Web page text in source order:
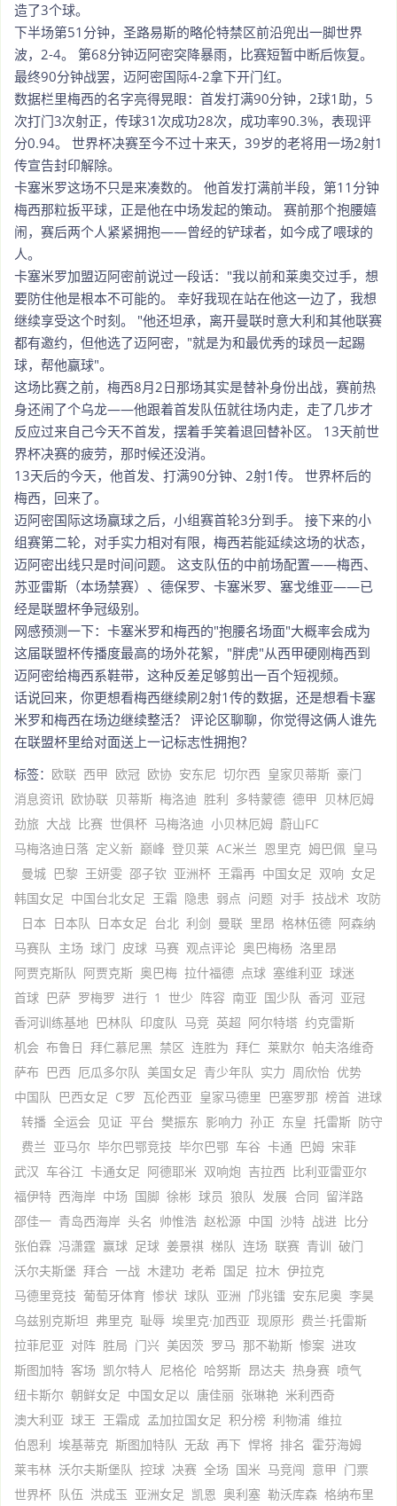
造了3个球。
下半场第51分钟，圣路易斯的略伦特禁区前沿兜出一脚世界
波，2-4。 第68分钟迈阿密突降暴雨，比赛短暂中断后恢复。
最终90分钟战罢，迈阿密国际4-2拿下开门红。
数据栏里梅西的名字亮得晃眼：首发打满90分钟，2球1助，5
次打门3次射正，传球31次成功28次，成功率90.3%，表现评
分0.94。 世界杯决赛至今不过十来天，39岁的老将用一场2射1
传宣告封印解除。
卡塞米罗这场不只是来凑数的。 他首发打满前半段，第11分钟
梅西那粒扳平球，正是他在中场发起的策动。 赛前那个抱腰嬉
闹，赛后两个人紧紧拥抱——曾经的铲球者，如今成了喂球的
人。
卡塞米罗加盟迈阿密前说过一段话："我以前和莱奥交过手，想
要防住他是根本不可能的。 幸好我现在站在他这一边了，我想
继续享受这个时刻。 "他还坦承，离开曼联时意大利和其他联赛
都有邀约，但他选了迈阿密，"就是为和最优秀的球员一起踢
球，帮他赢球"。
这场比赛之前，梅西8月2日那场其实是替补身份出战，赛前热
身还闹了个乌龙——他跟着首发队伍就往场内走，走了几步才
反应过来自己今天不首发，摆着手笑着退回替补区。 13天前世
界杯决赛的疲劳，那时候还没消。
13天后的今天，他首发、打满90分钟、2射1传。 世界杯后的
梅西，回来了。
迈阿密国际这场赢球之后，小组赛首轮3分到手。 接下来的小
组赛第二轮，对手实力相对有限，梅西若能延续这场的状态，
迈阿密出线只是时间问题。 这支队伍的中前场配置——梅西、
苏亚雷斯（本场禁赛）、德保罗、卡塞米罗、塞戈维亚——已
经是联盟杯争冠级别。
网感预测一下：卡塞米罗和梅西的"抱腰名场面"大概率会成为
这届联盟杯传播度最高的场外花絮，"胖虎"从西甲硬刚梅西到
迈阿密给梅西系鞋带，这种反差足够剪出一百个短视频。
话说回来，你更想看梅西继续刷2射1传的数据，还是想看卡塞
米罗和梅西在场边继续整活？ 评论区聊聊，你觉得这俩人谁先
在联盟杯里给对面送上一记标志性拥抱？
标签： 欧联 西甲 欧冠 欧协 安东尼 切尔西 皇家贝蒂斯 豪门
消息资讯 欧协联 贝蒂斯 梅洛迪 胜利 多特蒙德 德甲 贝林厄姆
劲旅 大战 比赛 世俱杯 马梅洛迪 小贝林厄姆 蔚山FC
马梅洛迪日落 定义新 巅峰 登贝莱 AC米兰 恩里克 姆巴佩 皇马
曼城 巴黎 王妍雯 邵子钦 亚洲杯 王霜再 中国女足 双响 女足
韩国女足 中国台北女足 王霜 隐患 弱点 问题 对手 技战术 攻防
日本 日本队 日本女足 台北 利剑 曼联 里昂 格林伍德 阿森纳
马赛队 主场 球门 皮球 马赛 观点评论 奥巴梅杨 洛里昂
阿贾克斯队 阿贾克斯 奥巴梅 拉什福德 点球 塞维利亚 球迷
首球 巴萨 罗梅罗 进行 1 世少 阵容 南亚 国少队 香河 亚冠
香河训练基地 巴林队 印度队 马竞 英超 阿尔特塔 约克雷斯
机会 布鲁日 拜仁慕尼黑 禁区 连胜为 拜仁 莱默尔 帕夫洛维奇
萨布 巴西 厄瓜多尔队 美国女足 青少年队 实力 周欣怡 优势
中国队 巴西女足 C罗 瓦伦西亚 皇家马德里 巴塞罗那 榜首 进球
转播 全运会 见证 平台 樊振东 影响力 孙正 东皇 托雷斯 防守
费兰 亚马尔 毕尔巴鄂竞技 毕尔巴鄂 车谷 卡通 巴姆 宋菲
武汉 车谷江 卡通女足 阿德耶米 双响炮 吉拉西 比利亚雷亚尔
福伊特 西海岸 中场 国脚 徐彬 球员 狼队 发展 合同 留洋路
邵佳一 青岛西海岸 头名 帅惟浩 赵松源 中国 沙特 战进 比分
张伯霖 冯潇霆 赢球 足球 姜景祺 梯队 连场 联赛 青训 破门
沃尔夫斯堡 拜合 一战 木建功 老希 国足 拉木 伊拉克
马德里竞技 葡萄牙体育 惨状 球队 亚洲 邝兆镭 安东尼奥 李昊
乌兹别克斯坦 弗里克 耻辱 埃里克·加西亚 现原形 费兰·托雷斯
拉菲尼亚 对阵 胜局 门兴 美因茨 罗马 那不勒斯 惨案 进攻
斯图加特 客场 凯尔特人 尼格伦 哈努斯 昂达夫 热身赛 喷气
纽卡斯尔 朝鲜女足 中国女足以 唐佳丽 张琳艳 米利西奇
澳大利亚 球王 王霜成 孟加拉国女足 积分榜 利物浦 维拉
伯恩利 埃基蒂克 斯图加特队 无敌 再下 悍将 排名 霍芬海姆
莱韦林 沃尔夫斯堡队 控球 决赛 全场 国米 马竞闯 意甲 门票
世界杯 队伍 洪成玉 亚洲女足 凯恩 奥利塞 勒沃库森 格纳布里